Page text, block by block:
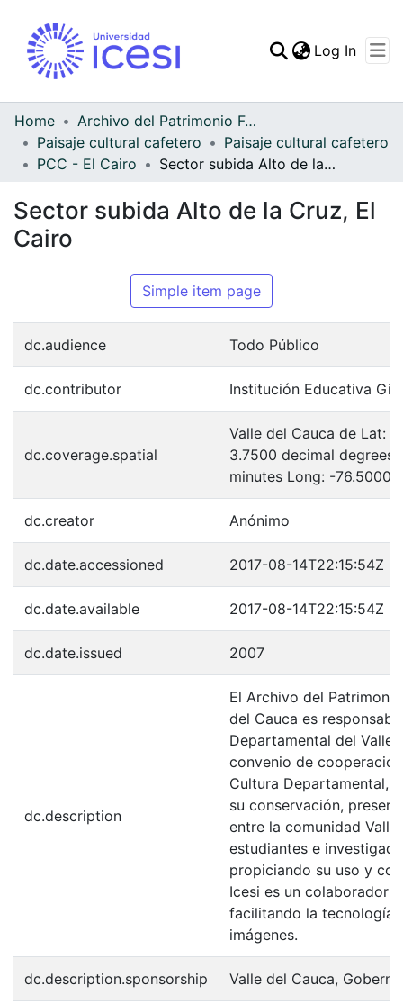
Statistics
Log In
Home
Archivo del Patrimonio Fotográfico y Fílmico del Valle del Cauca
Paisaje cultural cafetero
Paisaje cultural cafetero
PCC - El Cairo
Sector subida Alto de la Cruz, El Cairo
Sector subida Alto de la Cruz, El
Cairo
Simple item page
dc.audience Todo Público
dc.contributor Institución Educativa
dc.coverage.spatial
Valle del Cauca de Lat:
3.7500 decimal degrees
minutes Long: -76.5000
dc.creator Anónimo
dc.date.accessioned 2017-08-14T22:15:54Z
dc.date.available 2017-08-14T22:15:54Z
dc.date.issued 2007
dc.description
El Archivo del
del Cauca es
Departamental del Valle
convenio de
Cultura Departamental,
su conservación,
entre la comunidad
estudiantes e
propiciando su uso y
Icesi es un colaborador
facilitando la tecnología
imágenes.
dc.description.sponsorship Valle del Cauca,